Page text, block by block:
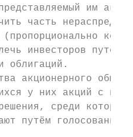
им
часть
инвесторов путём
облигаций.
акционерного
у них акций с
среди которых
путём голосования.